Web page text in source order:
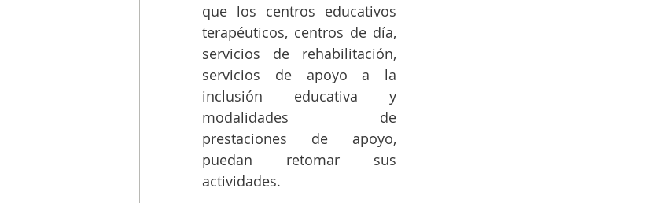
que los centros educativos
terapéuticos, centros de día,
servicios de rehabilitación,
servicios de apoyo a la
inclusión educativa y
modalidades de
prestaciones de apoyo,
puedan retomar sus
actividades.